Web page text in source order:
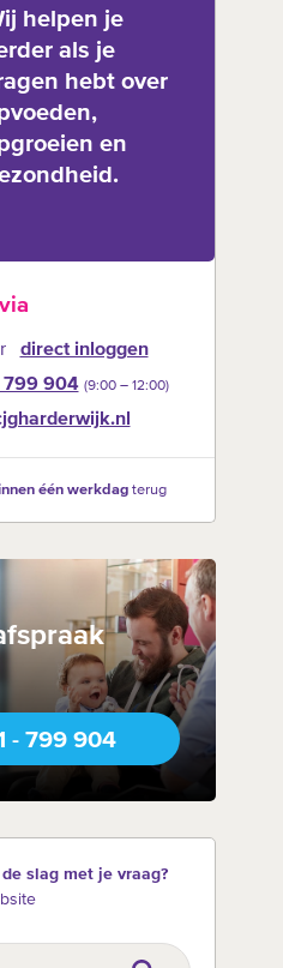
helpen je
als je
hebt over
en
direct inloggen
799 904 (9:00 –‍ 12:00)
één werkdagterug
- 799 904
slag met je vraag?